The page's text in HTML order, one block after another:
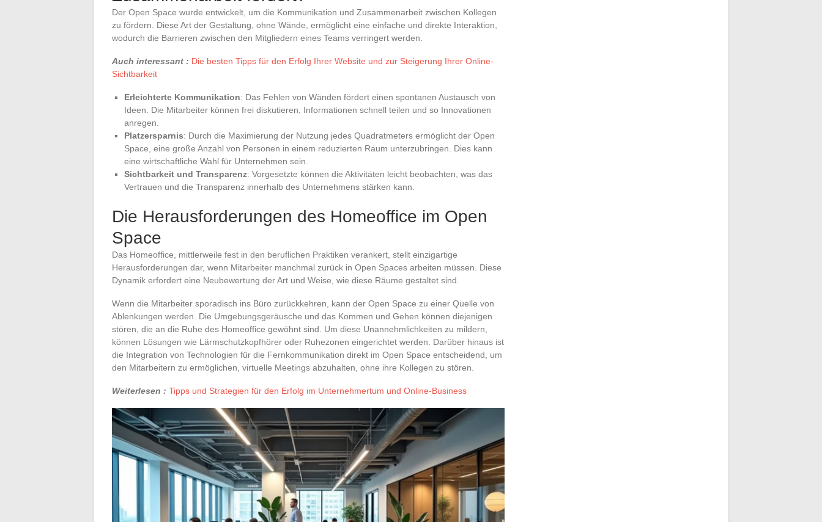
Der Open Space wurde entwickelt, um die Kommunikation und Zusammenarbeit zwischen Kollegen
zu fördern. Diese Art der Gestaltung, ohne Wände, ermöglicht eine einfache und direkte Interaktion,
wodurch die Barrieren zwischen den Mitgliedern eines Teams verringert werden.
Auch interessant : Die besten Tipps für den Erfolg Ihrer Website und zur Steigerung Ihrer Online-
Sichtbarkeit
Erleichterte Kommunikation: Das Fehlen von Wänden fördert einen spontanen Austausch von
Ideen. Die Mitarbeiter können frei diskutieren, Informationen schnell teilen und so Innovationen
anregen.
Platzersparnis: Durch die Maximierung der Nutzung jedes Quadratmeters ermöglicht der Open
Space, eine große Anzahl von Personen in einem reduzierten Raum unterzubringen. Dies kann
eine wirtschaftliche Wahl für Unternehmen sein.
Sichtbarkeit und Transparenz: Vorgesetzte können die Aktivitäten leicht beobachten, was das
Vertrauen und die Transparenz innerhalb des Unternehmens stärken kann.
Die Herausforderungen des Homeoffice im Open
Space
Das Homeoffice, mittlerweile fest in den beruflichen Praktiken verankert, stellt einzigartige
Herausforderungen dar, wenn Mitarbeiter manchmal zurück in Open Spaces arbeiten müssen. Diese
Dynamik erfordert eine Neubewertung der Art und Weise, wie diese Räume gestaltet sind.
Wenn die Mitarbeiter sporadisch ins Büro zurückkehren, kann der Open Space zu einer Quelle von
Ablenkungen werden. Die Umgebungsgeräusche und das Kommen und Gehen können diejenigen
stören, die an die Ruhe des Homeoffice gewöhnt sind. Um diese Unannehmlichkeiten zu mildern,
können Lösungen wie Lärmschutzkopfhörer oder Ruhezonen eingerichtet werden. Darüber hinaus ist
die Integration von Technologien für die Fernkommunikation direkt im Open Space entscheidend, um
den Mitarbeitern zu ermöglichen, virtuelle Meetings abzuhalten, ohne ihre Kollegen zu stören.
Weiterlesen : Tipps und Strategien für den Erfolg im Unternehmertum und Online-Business